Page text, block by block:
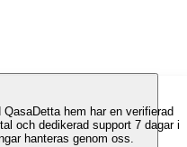
QasaDetta hem har en verifierad
och dedikerad support 7 dagar i
hanteras genom oss.